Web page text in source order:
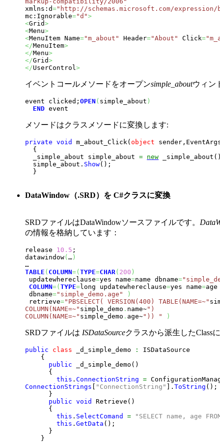
xmlns:d="http://schemas.microsoft.com/expression/
mc:Ignorable="d">
<Grid>
<Menu>
<MenuItem Name="m_about" Header="About" Click=
</MenuItem>
</Menu>
</Grid>
</UserControl>
イベントコールメソードをオープンsimple_aboutウィン
event clicked; OPEN ( simple_about )
END event
メソードはクラスメソードに変換します:
private void m_about_Click( object
{
  _simple_about simple_about
= new _simple_about (
  simple_about.
Show( ) ;
}
DataWindow（.SRD）を C#クラスに変換
SRDファイルはDataWindowソースファイルです。
の情報を格納しています：
release 10.5 ;
datawindow( … )
TABLE ( COLUMN=( TYPE=CHAR( 200 )
updatewhereclause=yes name=name dbname=
COLUMN=( TYPE=long updatewhereclause=yes name=
dbname="simple_demo.age"
)
retrieve="PBSELECT( VERSION(400) TABLE(NAME=~"
COLUMN(NAME=~" simple_demo . name~")
COLUMN(NAME=~" simple_demo . age~")) " )
SRDファイルは ISDataSourceクラスから派生したClass
public class _d_simple_demo :
ISDataSource
{
public _d_simple_demo ( )
{
this . ConnectionString =
ConnectionStrings
"ConnectionString" . ToString ( ) ;
}
public void Retrieve ( )
{
this . SelectComand =
"SELECT name, age
this . GetData ( ) ;
}
}